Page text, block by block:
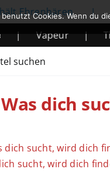
| Prime
| The
dich
sucht, wird dich
benutzt Cookies. Wenn du